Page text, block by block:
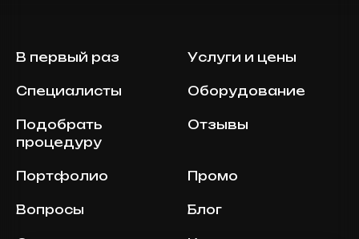
В первый раз Услуги и цены
Специалисты Оборудование
Подобрать
процедуру
Отзывы
Портфолио Промо
Вопросы Блог